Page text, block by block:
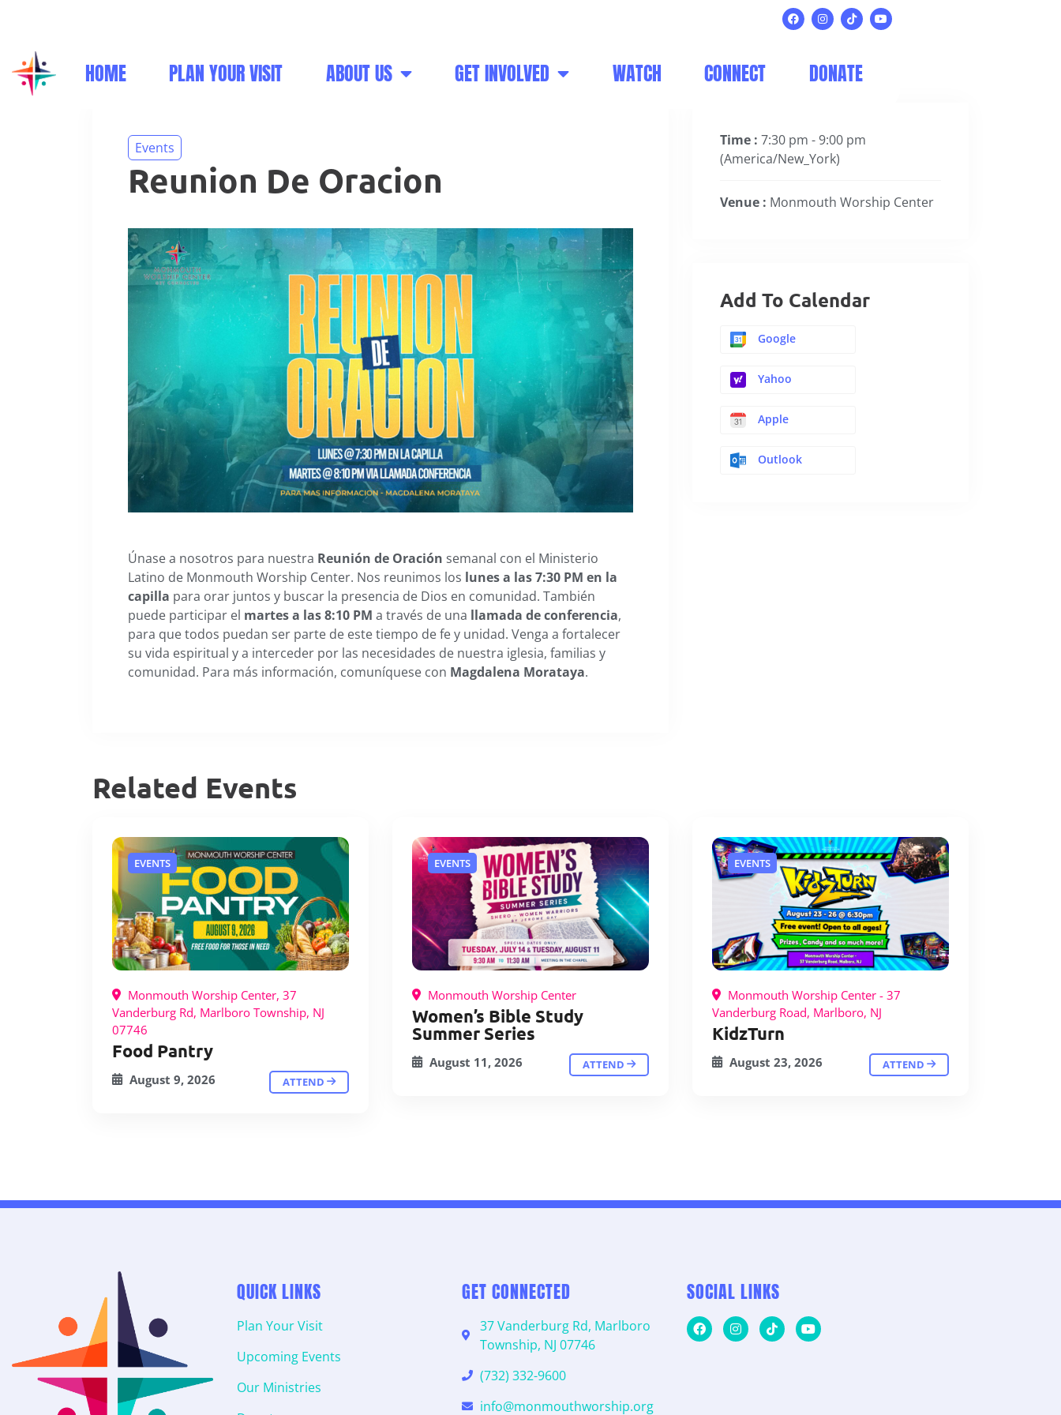
HOME PLAN YOUR VISIT ABOUT US GET INVOLVED WATCH CONNECT DONATE
Events
Reunion De Oracion
Únase a nosotros para nuestra Reunión de Oración semanal con el Ministerio
Latino de Monmouth Worship Center. Nos reunimos los lunes a las 7:30 PM en la
capilla para orar juntos y buscar la presencia de Dios en comunidad. También
puede participar el martes a las 8:10 PM a través de una llamada de conferencia,
para que todos puedan ser parte de este tiempo de fe y unidad. Venga a fortalecer
su vida espiritual y a interceder por las necesidades de nuestra iglesia, familias y
comunidad. Para más información, comuníquese con Magdalena Morataya.
Time : 7:30 pm - 9:00 pm
(America/New_York)
Venue : Monmouth Worship Center
Add To Calendar
Google
Yahoo
Apple
Outlook
Related Events
EVENTS
Monmouth Worship Center, 37
Vanderburg Rd, Marlboro Township, NJ
07746
Food Pantry
August 9, 2026 ATTEND
EVENTS
Monmouth Worship Center
Women’s Bible Study
Summer Series
August 11, 2026 ATTEND
EVENTS
Monmouth Worship Center - 37
Vanderburg Road, Marlboro, NJ
KidzTurn
August 23, 2026 ATTEND
QUICK LINKS
Plan Your Visit
Upcoming Events
Our Ministries
GET CONNECTED
37 Vanderburg Rd, Marlboro
Township, NJ 07746
(732) 332-9600
info@monmouthworship.org
SOCIAL LINKS